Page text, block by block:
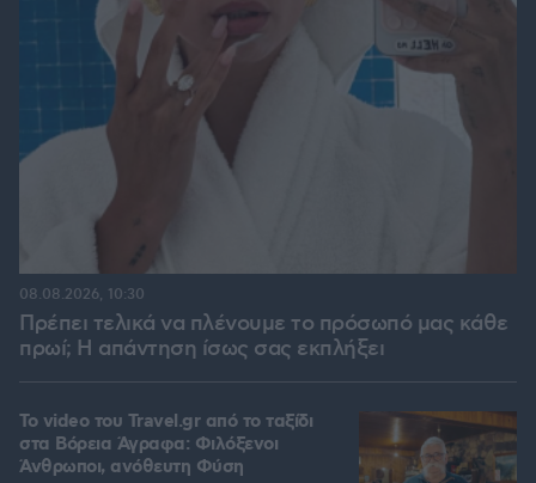
Πρέπει τελικά να πλένουμε το πρόσωπό μας κάθε
πρωί; Η απάντηση ίσως σας εκπλήξει
08.08.2026, 10:30
To video του Travel.gr από το ταξίδι
στα Βόρεια Άγραφα: Φιλόξενοι
Άνθρωποι, ανόθευτη Φύση